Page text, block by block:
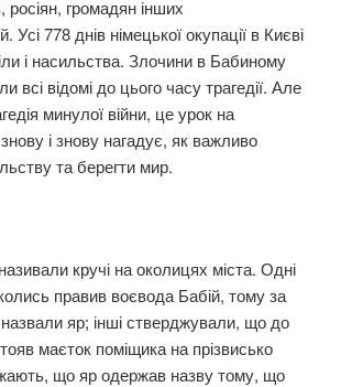
росіян, громадян інших
Усі 778 днів німецької окупації в Києві
і насильства. Злочини в Бабиному
всі відомі до цього часу трагедії. Але
минулої війни, це урок на
і знову нагадує, як важливо
та берегти мир.
кручі на околицях міста. Одні
правив воєвода Бабій, тому за
яр; інші стверджували, що до
маєток поміщика на прізвисько
що яр одержав назву тому, що